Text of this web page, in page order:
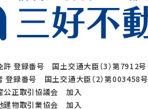
許 登録番号 国土交通大臣（3）第7912号
登録番号 国土交通大臣（2）第003458号
公正取引協議会 加入
建物取引業協会 加入